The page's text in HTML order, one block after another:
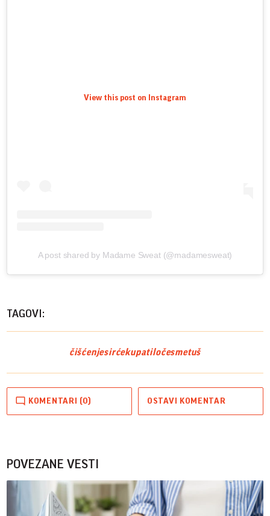
View this post on Instagram
A post shared by Madame Sweat (@madamesweat)
TAGOVI:
čišćenjesirćekupatiločesmetuš
KOMENTARI (0) OSTAVI KOMENTAR
POVEZANE VESTI